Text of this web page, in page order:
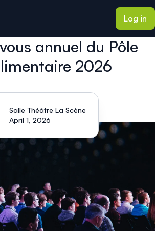
Log in
annuel du Pôle
2026
Salle Théâtre La Scène
April 1, 2026